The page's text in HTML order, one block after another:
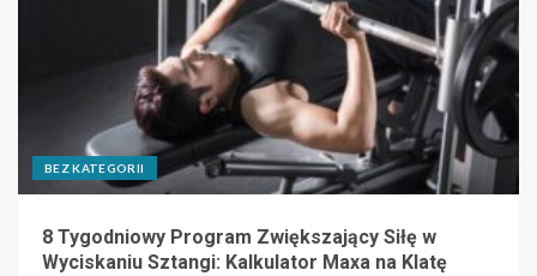
BEZ KATEGORII
8 Tygodniowy Program Zwiększający Siłę w
Wyciskaniu Sztangi: Kalkulator Maxa na Klatę